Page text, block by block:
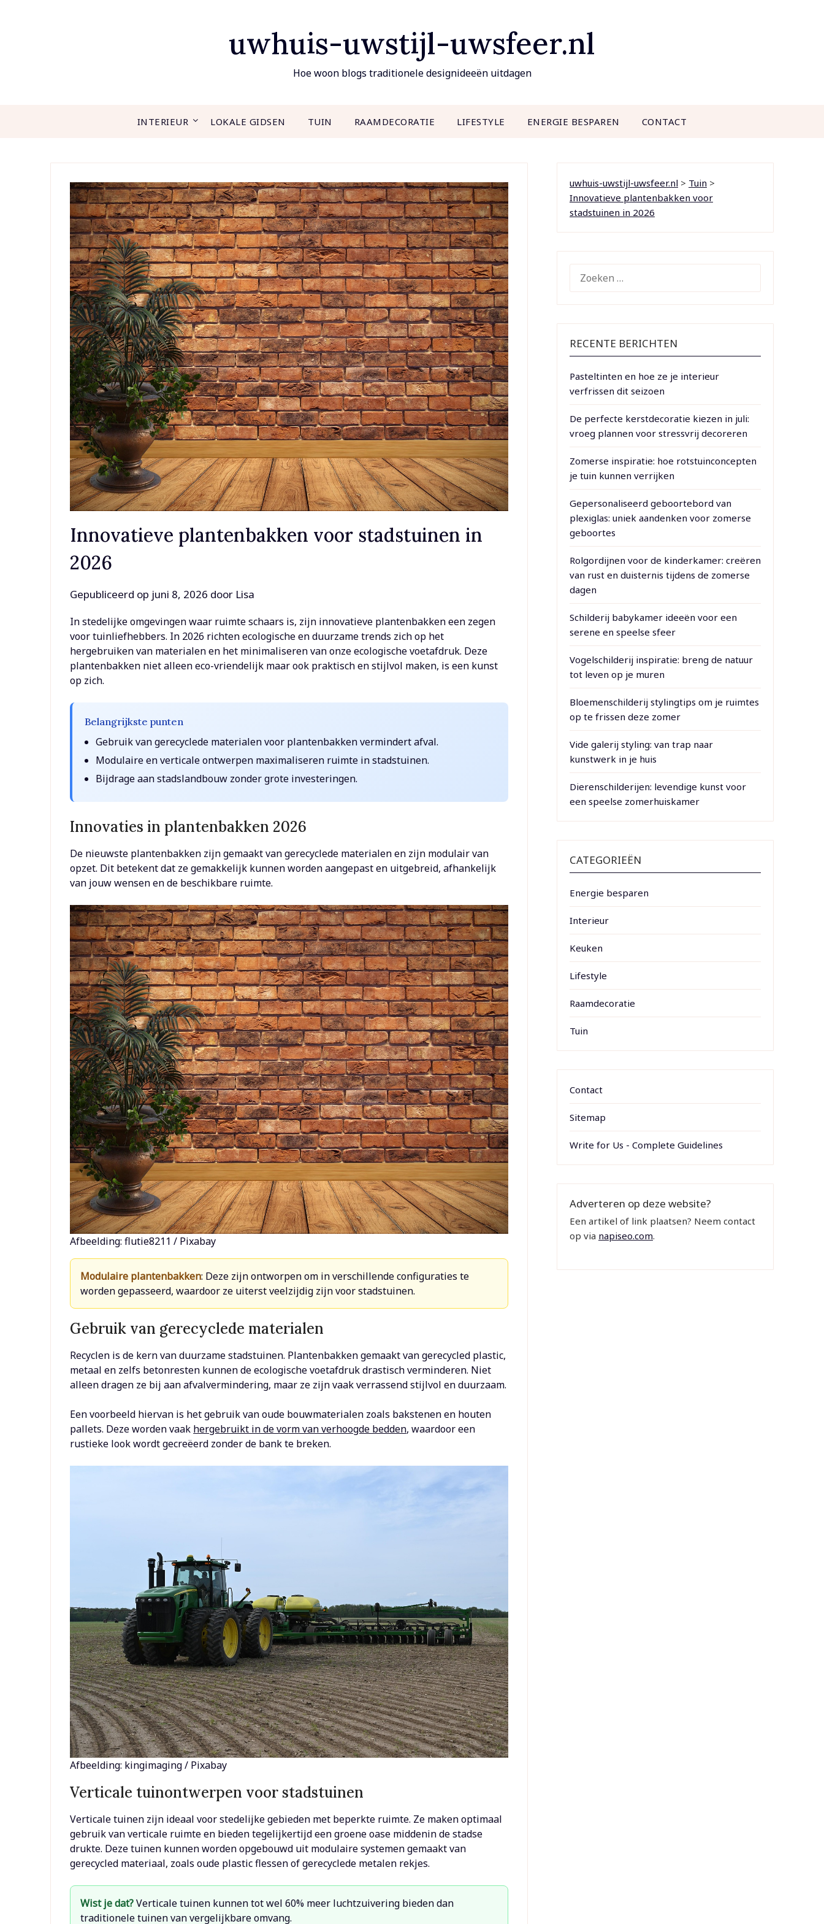
uwhuis-uwstijl-uwsfeer.nl
Hoe woon blogs traditionele designideeën uitdagen
INTERIEUR LOKALE GIDSEN TUIN RAAMDECORATIE LIFESTYLE ENERGIE BESPAREN CONTACT
Innovatieve plantenbakken voor stadstuinen in
2026
Gepubliceerd op juni 8, 2026 door Lisa
In stedelijke omgevingen waar ruimte schaars is, zijn innovatieve plantenbakken een zegen
voor tuinliefhebbers. In 2026 richten ecologische en duurzame trends zich op het
hergebruiken van materialen en het minimaliseren van onze ecologische voetafdruk. Deze
plantenbakken niet alleen eco-vriendelijk maar ook praktisch en stijlvol maken, is een kunst
op zich.
Belangrijkste punten
Gebruik van gerecyclede materialen voor plantenbakken vermindert afval.
Modulaire en verticale ontwerpen maximaliseren ruimte in stadstuinen.
Bijdrage aan stadslandbouw zonder grote investeringen.
Innovaties in plantenbakken 2026
De nieuwste plantenbakken zijn gemaakt van gerecyclede materialen en zijn modulair van
opzet. Dit betekent dat ze gemakkelijk kunnen worden aangepast en uitgebreid, afhankelijk
van jouw wensen en de beschikbare ruimte.
Afbeelding: flutie8211 / Pixabay
Modulaire plantenbakken: Deze zijn ontworpen om in verschillende configuraties te
worden gepasseerd, waardoor ze uiterst veelzijdig zijn voor stadstuinen.
Gebruik van gerecyclede materialen
Recyclen is de kern van duurzame stadstuinen. Plantenbakken gemaakt van gerecycled plastic,
metaal en zelfs betonresten kunnen de ecologische voetafdruk drastisch verminderen. Niet
alleen dragen ze bij aan afvalvermindering, maar ze zijn vaak verrassend stijlvol en duurzaam.
Een voorbeeld hiervan is het gebruik van oude bouwmaterialen zoals bakstenen en houten
pallets. Deze worden vaak hergebruikt in de vorm van verhoogde bedden, waardoor een
rustieke look wordt gecreëerd zonder de bank te breken.
Afbeelding: kingimaging / Pixabay
Verticale tuinontwerpen voor stadstuinen
Verticale tuinen zijn ideaal voor stedelijke gebieden met beperkte ruimte. Ze maken optimaal
gebruik van verticale ruimte en bieden tegelijkertijd een groene oase middenin de stadse
drukte. Deze tuinen kunnen worden opgebouwd uit modulaire systemen gemaakt van
gerecycled materiaal, zoals oude plastic flessen of gerecyclede metalen rekjes.
Wist je dat?Verticale tuinen kunnen tot wel 60% meer luchtzuivering bieden dan
traditionele tuinen van vergelijkbare omvang.
uwhuis-uwstijl-uwsfeer.nl> Tuin >
Innovatieve plantenbakken voor
stadstuinen in 2026
NAAR:
RECENTE BERICHTEN
Pasteltinten en hoe ze je interieur
verfrissen dit seizoen
De perfecte kerstdecoratie kiezen in juli:
vroeg plannen voor stressvrij decoreren
Zomerse inspiratie: hoe rotstuinconcepten
je tuin kunnen verrijken
Gepersonaliseerd geboortebord van
plexiglas: uniek aandenken voor zomerse
geboortes
Rolgordijnen voor de kinderkamer: creëren
van rust en duisternis tijdens de zomerse
dagen
Schilderij babykamer ideeën voor een
serene en speelse sfeer
Vogelschilderij inspiratie: breng de natuur
tot leven op je muren
Bloemenschilderij stylingtips om je ruimtes
op te frissen deze zomer
Vide galerij styling: van trap naar
kunstwerk in je huis
Dierenschilderijen: levendige kunst voor
een speelse zomerhuiskamer
CATEGORIEËN
Energie besparen
Interieur
Keuken
Lifestyle
Raamdecoratie
Tuin
Contact
Sitemap
Write for Us - Complete Guidelines
Adverteren op deze website?
Een artikel of link plaatsen? Neem contact
op via napiseo.com.